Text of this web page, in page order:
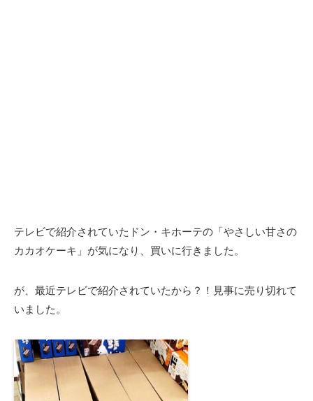
テレビで紹介されていたドン・キホーテの「やさしい甘さの
カカオケーキ」が気になり、買いに行きました。
が、最近テレビで紹介されていたから？！見事に売り切れて
いました。